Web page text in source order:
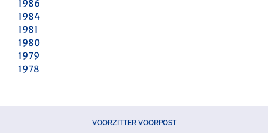
1986
1984
1981
1980
1979
1978
VOORZITTER VOORPOST